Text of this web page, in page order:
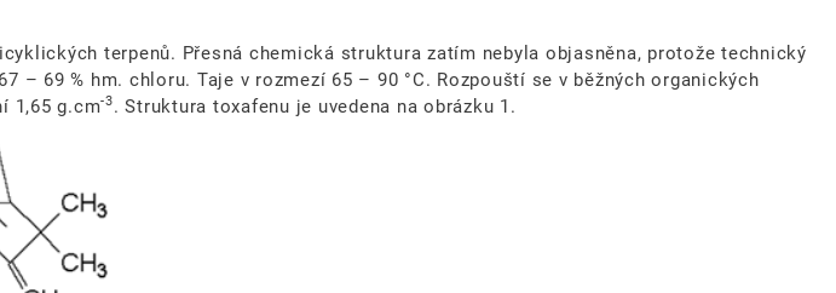
terpenů. Přesná chemická struktura zatím nebyla objasněna, protože technický
– 69 % hm. chloru. Taje v rozmezí 65 – 90 °C. Rozpouští se v běžných organických
1,65 g.cm-3. Struktura toxafenu je uvedena na obrázku 1.